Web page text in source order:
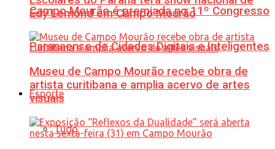
Campo Mourão é premiada no 11º Congresso
Paranaense de Cidades Digitais e Inteligentes
Esporte
Tudo
Edy Lemond em Campo Mourão
Museu de Campo Mourão recebe obra de
artista curitibana e amplia acervo de artes
visuais